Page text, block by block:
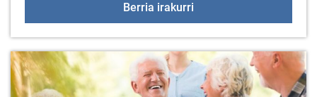
Berria irakurri